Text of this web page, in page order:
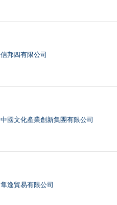
信邦四有限公司
中國文化產業創新集團有限公司
隼逸貿易有限公司